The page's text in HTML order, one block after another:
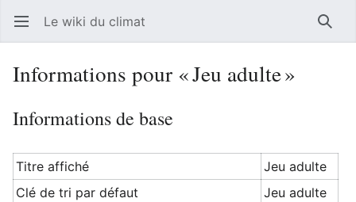
Ouvrir le menu principal Le wiki du climat
Informations pour « Jeu adulte »
Informations de base
Titre affiché
Jeu adulte
Clé de tri par défaut
Jeu adulte